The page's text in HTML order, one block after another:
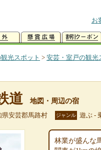
お
光スポット > 安芸・室戸の観光
道 地図・周辺の宿
県安芸郡馬路村 ジャンル 遊ぶ -
林業が盛んな